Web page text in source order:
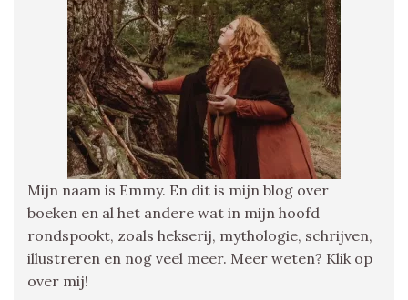
Mijn naam is Emmy. En dit is mijn blog over
boeken en al het andere wat in mijn hoofd
rondspookt, zoals hekserij, mythologie, schrijven,
illustreren en nog veel meer. Meer weten? Klik op
over mij!